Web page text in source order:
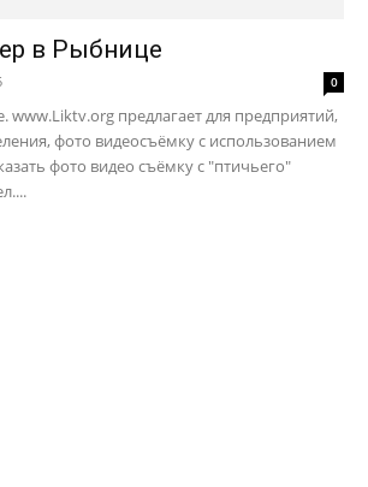
в Рыбнице
0
www.Liktv.org предлагает для предприятий,
фото видеосъёмку с использованием
фото видео съёмку с "птичьего"